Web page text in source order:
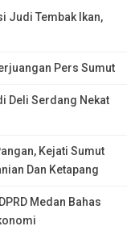
Judi Tembak Ikan,
Pers Sumut
Deli Serdang Nekat
Kejati Sumut
Dan Ketapang
Medan Bahas